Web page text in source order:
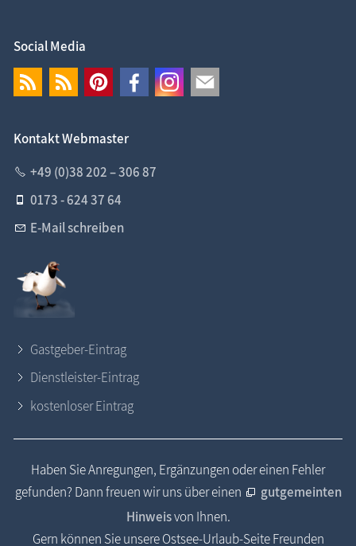
Social Media
Kontakt Webmaster
+49 (0)38 202 – 306 87
0173 - 624 37 64
E-Mail schreiben
Gastgeber-Eintrag
Dienstleister-Eintrag
kostenloser Eintrag
Haben Sie Anregungen, Ergänzungen oder einen Fehler
gefunden? Dann freuen wir uns über einen
gutgemeinten
Hinweisvon Ihnen.
Gern können Sie unsere Ostsee-Urlaub-Seite Freunden